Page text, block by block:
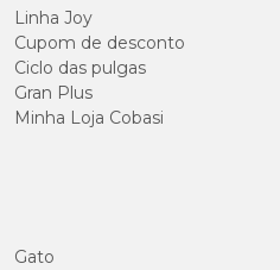
Linha Joy
Cupom de desconto
Ciclo das pulgas
Gran Plus
Minha Loja Cobasi
Gato